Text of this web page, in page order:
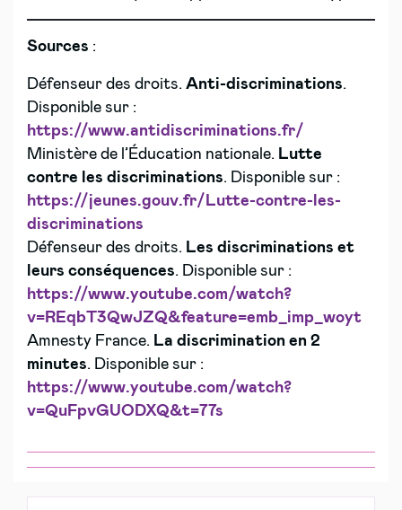
Sources :
Défenseur des droits. Anti-discriminations.
Disponible sur :
https://www.antidiscriminations.fr/
Ministère de l’Éducation nationale. Lutte
contre les discriminations. Disponible sur :
https://jeunes.gouv.fr/Lutte-contre-les-
discriminations
Défenseur des droits. Les discriminations et
leurs conséquences. Disponible sur :
https://www.youtube.com/watch?
v=REqbT3QwJZQ&feature=emb_imp_woyt
Amnesty France. La discrimination en 2
minutes. Disponible sur :
https://www.youtube.com/watch?
v=QuFpvGUODXQ&t=77s